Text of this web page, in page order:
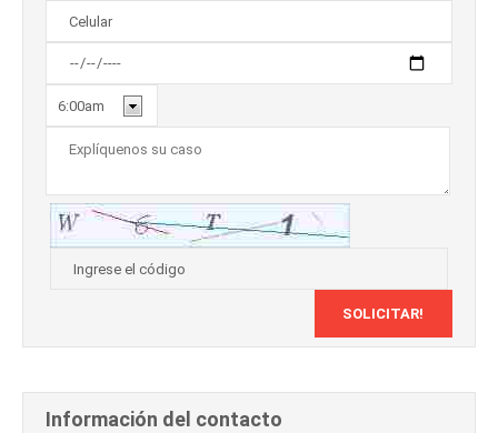
Información del contacto